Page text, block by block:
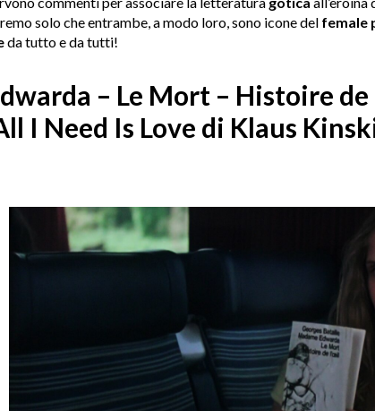
solo che entrambe, a modo loro, sono icone del female
da tutto e da tutti!
– Le Mort – Histoire de
I Need Is Love di Klaus